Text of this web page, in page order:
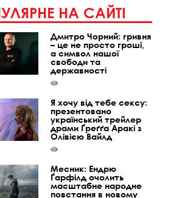
НА САЙТІ
Дмитро Чорний: гривня
– це не просто гроші,
а символ нашої
свободи та
державності
Я хочу від тебе сексу:
презентовано
український трейлер
драми Ґреґґа Аракі з
Олівією Вайлд
Месник: Ендрю
Ґарфілд очолить
масштабне народне
повстання в новому